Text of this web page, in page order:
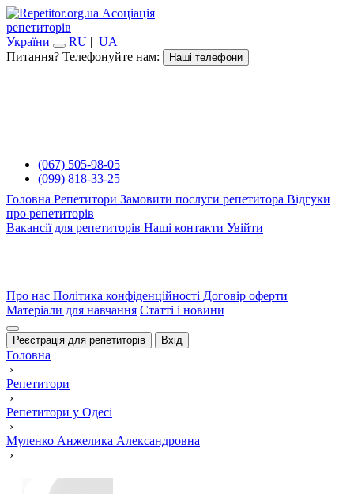
Асоціація
репетиторів
України
RU | UA
Питання? Телефонуйте нам:
Наші телефони
(067) 505-98-05
(099) 818-33-25
Головна Репетитори Замовити послуги репетитора Відгуки
про репетиторів
Вакансії для репетиторів Наші контакти Увійти
Про нас Політика конфіденційності Договір оферти
Матеріали для навчання Статті і новини
Реєстрація для репетиторів Вхід
Головна
›
Репетитори
›
Репетитори у Одесі
›
Муленко Анжелика Александровна
›